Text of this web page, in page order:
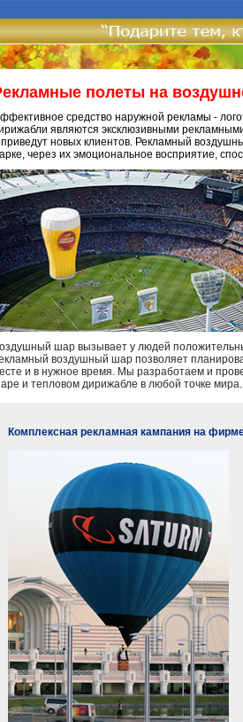
полеты на
средство наружной рекламы -
являются эксклюзивными
новых клиентов. Рекламный
через их эмоциональное восприятие,
шар вызывает у людей
воздушный шар позволяет
и в нужное время. Мы разработаем и
и тепловом дирижабле в любой точке мира.
Комплексная рекламная кампания на